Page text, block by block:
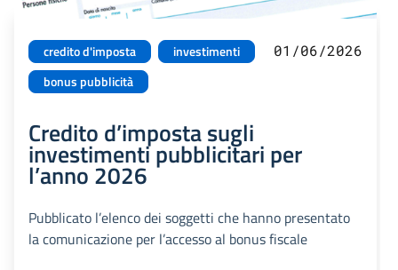
credito d'imposta
investimenti
bonus pubblicità
01/06/2026
Credito d’imposta sugli
investimenti pubblicitari per
l’anno 2026
Pubblicato l’elenco dei soggetti che hanno presentato
la comunicazione per l’accesso al bonus fiscale